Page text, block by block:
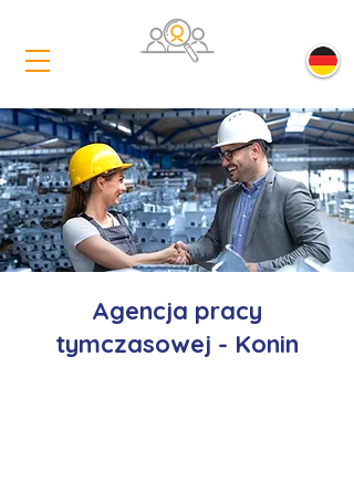
Agencja pracy
tymczasowej - Konin